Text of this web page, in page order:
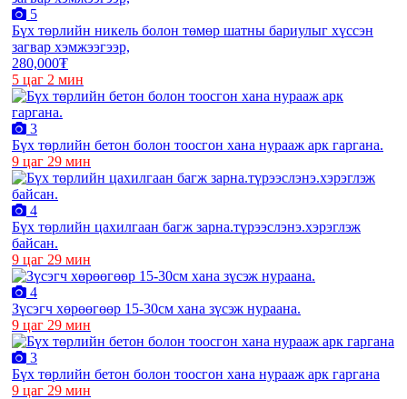
5
Бүх төрлийн никель болон төмөр шатны бариулыг хүссэн
загвар хэмжээгээр,
280,000₮
5 цаг 2 мин
3
Бүх төрлийн бетон болон тоосгон хана нурааж арк гаргана.
9 цаг 29 мин
4
Бүх төрлийн цахилгаан багж зарна.түрээслэнэ.хэрэглэж
байсан.
9 цаг 29 мин
4
Зүсэгч хөрөөгөөр 15-30см хана зүсэж нураана.
9 цаг 29 мин
3
Бүх төрлийн бетон болон тоосгон хана нурааж арк гаргана
9 цаг 29 мин